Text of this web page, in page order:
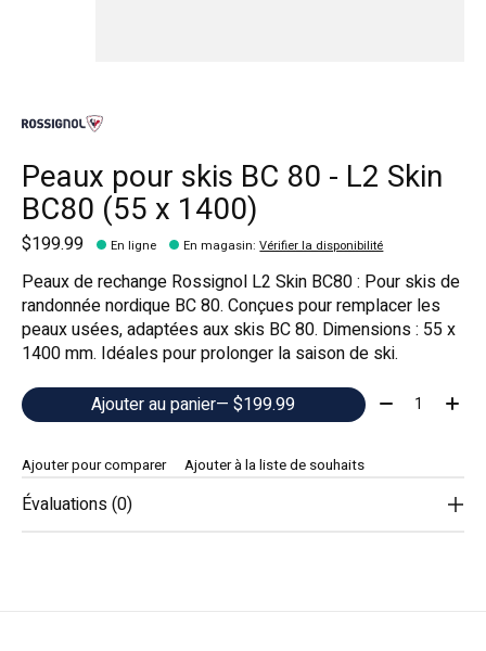
Peaux pour skis BC 80 - L2 Skin
BC80 (55 x 1400)
$199.99 En ligne En magasin:Vérifier la disponibilité
Peaux de rechange Rossignol L2 Skin BC80 : Pour skis de
randonnée nordique BC 80. Conçues pour remplacer les
peaux usées, adaptées aux skis BC 80. Dimensions : 55 x
1400 mm. Idéales pour prolonger la saison de ski.
Ajouter au panier
— $199.99 Quantité:
Ajouter pour comparer Ajouter à la liste de souhaits
Évaluations (0)